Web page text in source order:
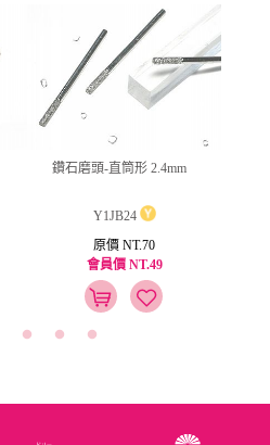
鑽石磨頭-直筒形 2.4mm
Y1JB24
原價 NT.70
會員價 NT.49